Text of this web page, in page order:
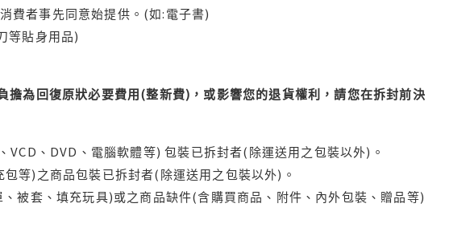
費者事先同意始提供。(如:電子書)
等貼身用品)
為回復原狀必要費用(整新費)，或影響您的退貨權利，請您在拆封前決
、DVD、電腦軟體等) 包裝已拆封者(除運送用之包裝以外)。
等)之商品包裝已拆封者(除運送用之包裝以外)。
被套、填充玩具)或之商品缺件(含購買商品、附件、內外包裝、贈品等)